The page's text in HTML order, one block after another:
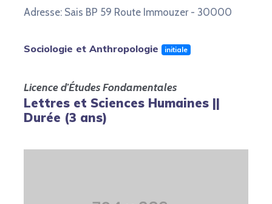
Adresse: Sais BP 59 Route Immouzer - 30000
Sociologie et Anthropologie initiale
Licence d'Études Fondamentales
Lettres et Sciences Humaines ||
Durée (3 ans)